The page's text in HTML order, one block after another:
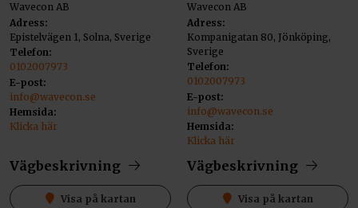
Wavecon AB
Adress:
Epistelvägen 1, Solna, Sverige
Telefon:
0102007973
E-post:
info@wavecon.se
Hemsida:
Klicka här
Vägbeskrivning
Visa på kartan
Wavecon AB
Adress:
Kompanigatan 80, Jönköping,
Sverige
Telefon:
0102007973
E-post:
info@wavecon.se
Hemsida:
Klicka här
Vägbeskrivning
Visa på kartan